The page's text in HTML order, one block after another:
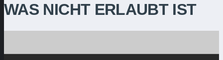
WAS NICHT ERLAUBT IST